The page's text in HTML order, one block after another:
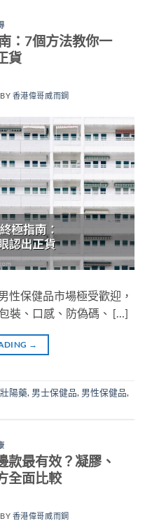
：7個方法教你一
貨
BY 香港偉哥威而鋼
性保健品市場極受歡迎，
裝、口感、防偽碼、 […]
→
壯陽藥, 男士保健品, 男性保健品,
款最有效？凝膠、
全面比較
BY 香港偉哥威而鋼